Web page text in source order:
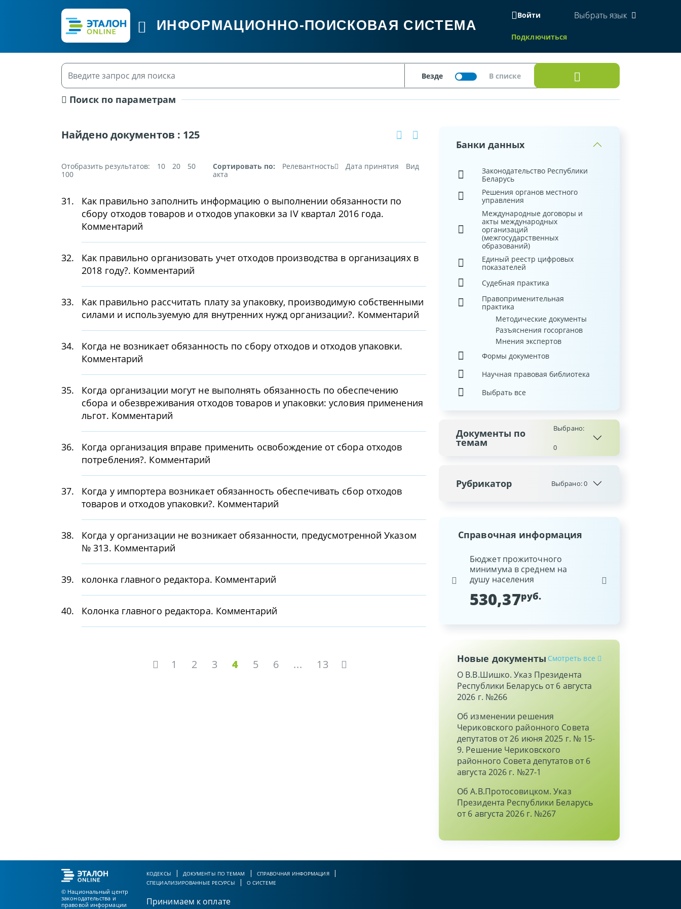
ИНФОРМАЦИОННО-ПОИСКОВАЯ СИСТЕМА
Войти
Подключиться
Выбрать язык
Поиск по параметрам
Найдено документов : 125
Отобразить результатов: 10 20
50
100
Сортировать по: Релевантность Дата принятия
Вид
акта
31.
Как правильно заполнить информацию о выполнении обязанности по
сбору отходов товаров и отходов упаковки за IV квартал 2016 года.
Комментарий
32.
Как правильно организовать учет отходов производства в организациях в
2018 году?. Комментарий
33.
Как правильно рассчитать плату за упаковку, производимую собственными
силами и используемую для внутренних нужд организации?. Комментарий
34.
Когда не возникает обязанность по сбору отходов и отходов упаковки.
Комментарий
35.
Когда организации могут не выполнять обязанность по обеспечению
сбора и обезвреживания отходов товаров и упаковки: условия применения
льгот. Комментарий
36.
Когда организация вправе применить освобождение от сбора отходов
потребления?. Комментарий
37.
Когда у импортера возникает обязанность обеспечивать сбор отходов
товаров и отходов упаковки?. Комментарий
38.
Когда у организации не возникает обязанности, предусмотренной Указом
№ 313. Комментарий
39. колонка главного редактора. Комментарий
40. Колонка главного редактора. Комментарий
1 2 3 4 5 6 ... 13
Банки данных
Законодательство Республики
Беларусь
Решения органов местного
управления
Международные договоры и
акты международных
организаций
(межгосударственных
образований)
Единый реестр цифровых
показателей
Судебная практика
Правоприменительная
практика
Методические документы
Разъяснения госорганов
Мнения экспертов
Формы документов
Научная правовая библиотека
Выбрать все
Документы по
темам
Выбрано:
0
Рубрикатор Выбрано:0
Справочная информация
Бюджет прожиточного
минимума в среднем на
душу населения
530,37руб.
Республики Беларусь
Новые документы Смотреть все
О В.В.Шишко. Указ Президента
Республики Беларусь от 6 августа
2026 г. №266
Об изменении решения
Чериковского районного Совета
депутатов от 26 июня 2025 г. № 15-
9. Решение Чериковского
районного Совета депутатов от 6
августа 2026 г. №27-1
Об А.В.Протосовицком. Указ
Президента Республики Беларусь
от 6 августа 2026 г. №267
© Национальный центр
законодательства и
правовой информации
КОДЕКСЫ ДОКУМЕНТЫ ПО ТЕМАМ
СПРАВОЧНАЯ ИНФОРМАЦИЯ
СПЕЦИАЛИЗИРОВАННЫЕ РЕСУРСЫ
О СИСТЕМЕ
Принимаем к оплате